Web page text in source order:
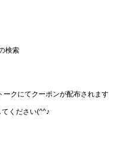
検索
ークにてクーポンが配布されます
ください(^^♪